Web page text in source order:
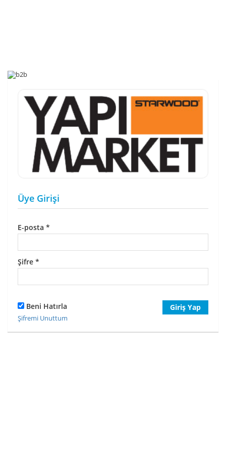
Üye Girişi
E-posta *
Şifre *
Beni Hatırla Giriş Yap
Şifremi Unuttum